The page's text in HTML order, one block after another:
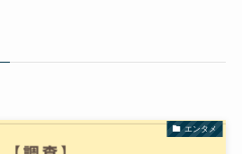
エンタメ